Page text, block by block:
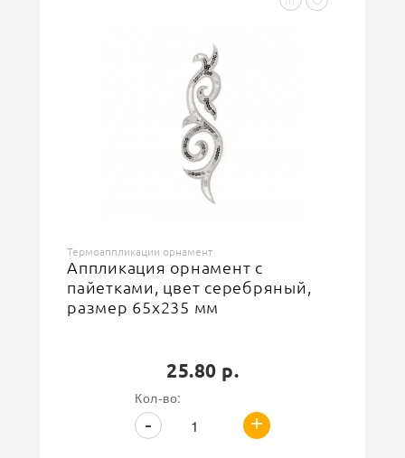
Термоаппликации орнамент
Аппликация орнамент с
пайетками, цвет серебряный,
размер 65х235 мм
25.80 р.
Кол-во:
+
-